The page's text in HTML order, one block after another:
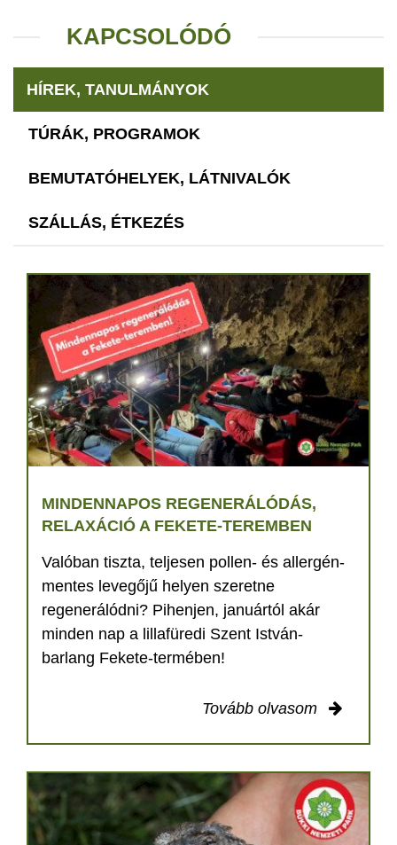
KAPCSOLÓDÓ
HÍREK, TANULMÁNYOK
TÚRÁK, PROGRAMOK
BEMUTATÓHELYEK, LÁTNIVALÓK
SZÁLLÁS, ÉTKEZÉS
MINDENNAPOS REGENERÁLÓDÁS,
RELAXÁCIÓ A FEKETE-TEREMBEN
Valóban tiszta, teljesen pollen- és allergén-
mentes levegőjű helyen szeretne
regenerálódni? Pihenjen, januártól akár
minden nap a lillafüredi Szent István-
barlang Fekete-termében!
Tovább olvasom